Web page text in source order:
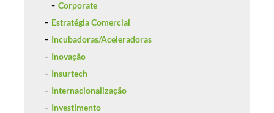
Corporate
Estratégia Comercial
Incubadoras/Aceleradoras
Inovação
Insurtech
Internacionalização
Investimento